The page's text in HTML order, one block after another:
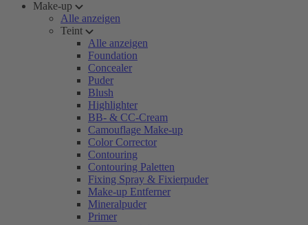
Make-up
Alle anzeigen
Teint
Alle anzeigen
Foundation
Concealer
Puder
Blush
Highlighter
BB- & CC-Cream
Camouflage Make-up
Color Corrector
Contouring
Contouring Paletten
Fixing Spray & Fixierpuder
Make-up Entferner
Mineralpuder
Primer